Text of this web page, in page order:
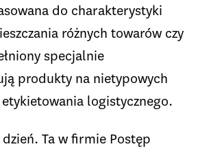
do charakterystyki
różnych towarów czy
specjalnie
produkty na nietypowych
logistycznego.
Ta w firmie Postęp